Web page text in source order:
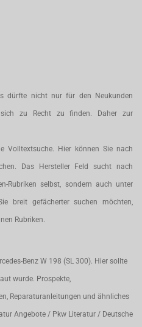
dürfte nicht nur für den Neukunden
zu Recht zu finden. Daher zur
Volltextsuche. Hier können Sie nach
Das Hersteller Feld sucht nach
Rubriken selbst, sondern auch unter
breit gefächerter suchen möchten,
Rubriken.
Benz W 198 (SL 300). Hier sollte
wurde. Prospekte,
Reparaturanleitungen und ähnliches
Angebote / Pkw Literatur / Deutsche